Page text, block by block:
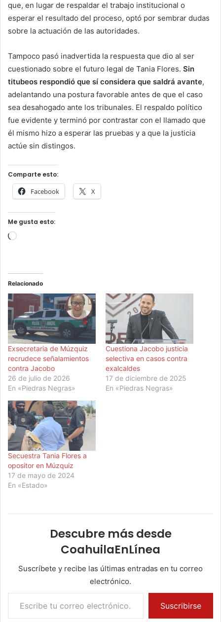
que, en lugar de respaldar el trabajo institucional o
esperar el resultado del proceso, optó por sembrar dudas
sobre la actuación de las autoridades.
Tampoco pasó inadvertida la respuesta que dio al ser
cuestionado sobre el futuro legal de Tania Flores. Sin
titubeos respondió que sí considera que saldrá avante,
adelantando una postura favorable antes de que el caso
sea desahogado ante los tribunales. El respaldo político
fue evidente y terminó por contrastar con el llamado que
él mismo hizo a esperar las pruebas y a que la justicia
actúe sin distingos.
Comparte esto:
Facebook X
Me gusta esto:
Cargando...
Relacionado
Exsecretaria de Múzquiz
recrudece señalamientos
contra Jacobo
26 de julio de 2026
En «Piedras Negras»
Cuestiona Jacobo justicia
selectiva en casos contra
exalcaldes
17 de diciembre de 2025
En «Piedras Negras»
Secuestra Tania Flores a
opositor en Múzquiz
17 de mayo de 2024
En «Estado»
Descubre más desde
CoahuilaEnLínea
Suscríbete y recibe las últimas entradas en tu correo
electrónico.
Escribe tu correo electrónico…
Suscribirse